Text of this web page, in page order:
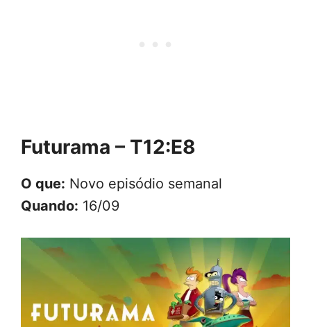
Futurama – T12:E8
O que: Novo episódio semanal
Quando: 16/09